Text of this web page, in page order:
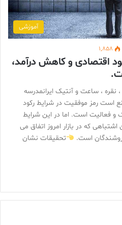
آموزشی
1,858
اقتصادی و کاهش درآمد،
، ساعت و آنتیک ایرانمدرسه
است رمز موفقیت در شرایط رکود
فعالیت است. اما در این شرایط
که در بازار امروز اتفاق می
است.
تحقیقات نشان